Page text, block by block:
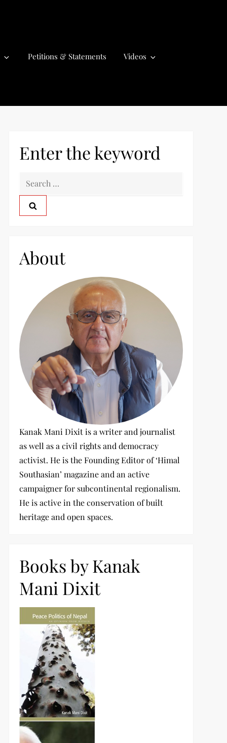
Petitions & Statements Videos
Enter the keyword
fAbout
Kanak Mani Dixit is a writer and journalist
as well as a civil rights and democracy
activist. He is the Founding Editor of ‘Himal
Southasian’ magazine and an active
campaigner for subcontinental regionalism.
He is active in the conservation of built
heritage and open spaces.
Books by Kanak
Mani Dixit